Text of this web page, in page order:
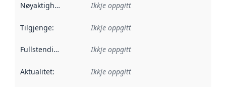
Nøyaktigheit Ikkje oppgitt
Tilgjenge: Ikkje oppgitt
Fullstendigheit Ikkje oppgitt
Aktualitet: Ikkje oppgitt